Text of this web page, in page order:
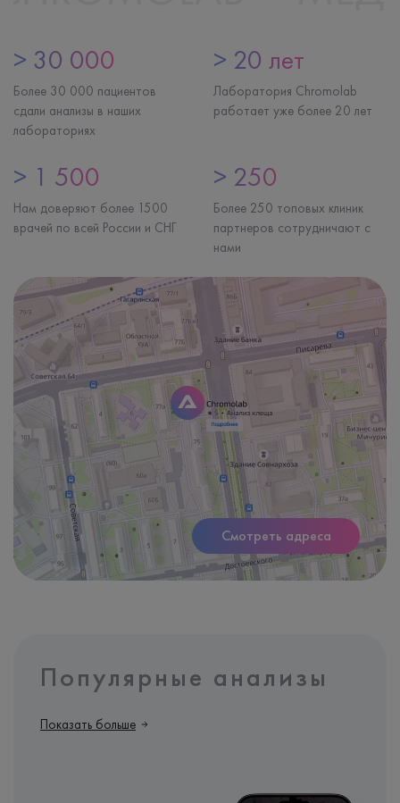
> 30 000
Более 30 000 пациентов
сдали анализы в наших
лабораториях
> 20 лет
Лаборатория Chromolab
работает уже более 20 лет
> 1 500
Нам доверяют более 1500
врачей по всей России и СНГ
> 250
Более 250 топовых клиник
партнеров сотрудничают с
нами
Смотреть адреса
Популярные анализы
Показать больше